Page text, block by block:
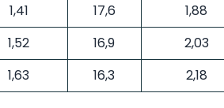
1,41 17,6
1,88
1,52 16,9
2,03
1,63 16,3 2,18